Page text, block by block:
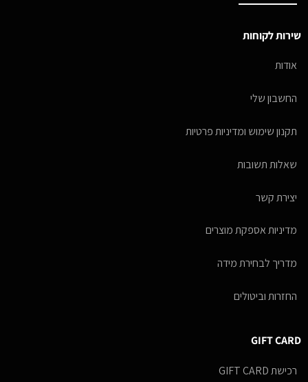
שירות לקוחות
אודות
החשבון שלי
תקנון שימוש ומדיניות פרטיות
שאלות תשובות
יצירת קשר
מדיניות אספקת מוצרים
מדריך לבחירת מידה
החזרות וביטולים
GIFT CARD
רכישת GIFT CARD